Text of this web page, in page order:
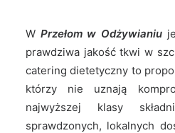
W Przełom w Odżywianiu
prawdziwa jakość tkwi w
catering dietetyczny to
którzy nie uznają
najwyższej klasy
sprawdzonych, lokalnych